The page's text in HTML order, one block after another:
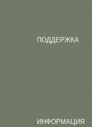
ПОДДЕРЖКА
ИНФОРМАЦИЯ